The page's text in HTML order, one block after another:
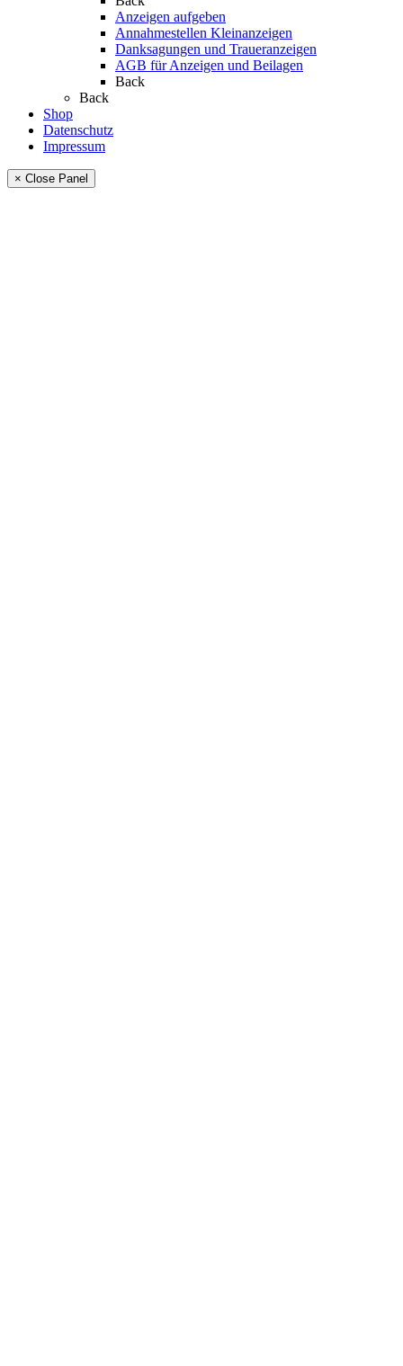
Anzeigen aufgeben
Annahmestellen Kleinanzeigen
Danksagungen und Traueranzeigen
AGB für Anzeigen und Beilagen
Back
Back
Shop
Datenschutz
Impressum
× Close Panel